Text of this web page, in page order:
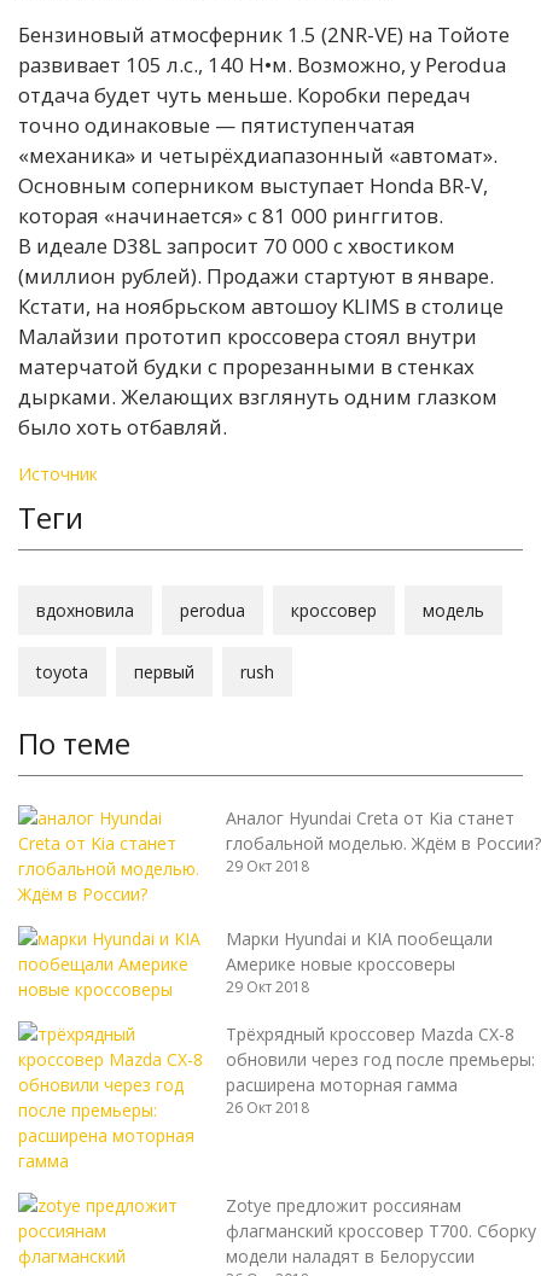
Бензиновый атмосферник 1.5 (2NR-VE) на Тойоте
развивает 105 л.с., 140 Н•м. Возможно, у Perodua
отдача будет чуть меньше. Коробки передач
точно одинаковые — пятиступенчатая
«механика» и четырёхдиапазонный «автомат».
Основным соперником выступает Honda BR-V,
которая «начинается» с 81 000 ринггитов.
В идеале D38L запросит 70 000 с хвостиком
(миллион рублей). Продажи стартуют в январе.
Кстати, на ноябрьском автошоу KLIMS в столице
Малайзии прототип кроссовера стоял внутри
матерчатой будки с прорезанными в стенках
дырками. Желающих взглянуть одним глазком
было хоть отбавляй.
Источник
Теги
вдохновила perodua кроссовер модель
toyota первый rush
По теме
Аналог Hyundai Creta от Kia станет
глобальной моделью. Ждём в России?
29 Окт 2018
Марки Hyundai и KIA пообещали
Америке новые кроссоверы
29 Окт 2018
Трёхрядный кроссовер Mazda CX-8
обновили через год после премьеры:
расширена моторная гамма
26 Окт 2018
Zotye предложит россиянам
флагманский кроссовер T700. Сборку
модели наладят в Белоруссии